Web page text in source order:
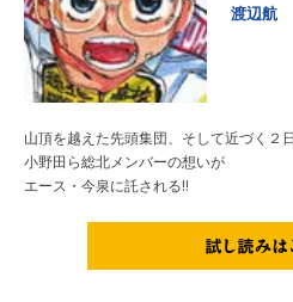
渡辺航
山頂を越えた先頭集団、そして近づく２
小野田ら総北メンバーの想いが
エース・今泉に託される!!